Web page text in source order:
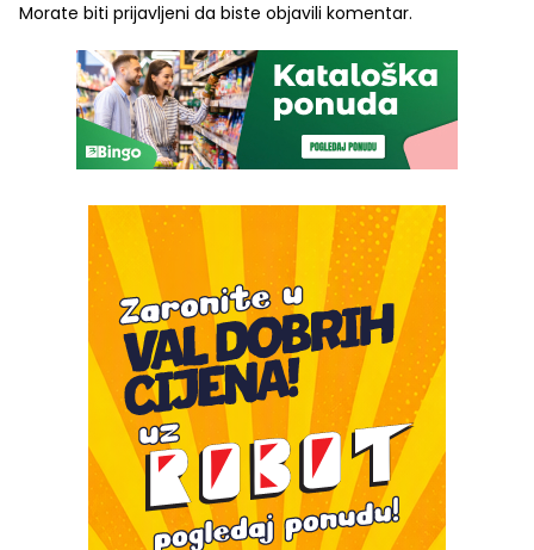
Morate biti prijavljeni da biste objavili komentar.